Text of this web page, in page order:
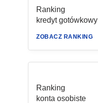
Ranking
kredyt gotówkowy
ZOBACZ RANKING
Ranking
konta osobiste